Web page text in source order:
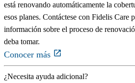
está renovando automáticamente la
esos planes. Contáctese con Fidelis Care
información sobre el proceso de
deba tomar.
Conocer más
¿Necesita ayuda adicional?